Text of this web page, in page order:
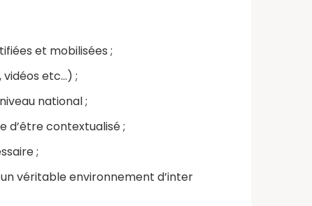
et mobilisées ;
etc…) ;
national ;
d’être contextualisé ;
;
véritable environnement d’inter